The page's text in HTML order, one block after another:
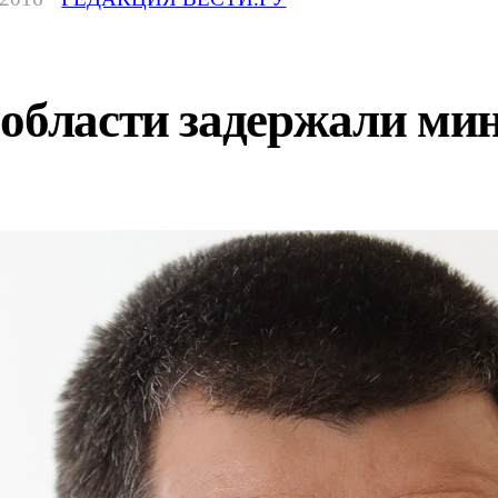
задержали